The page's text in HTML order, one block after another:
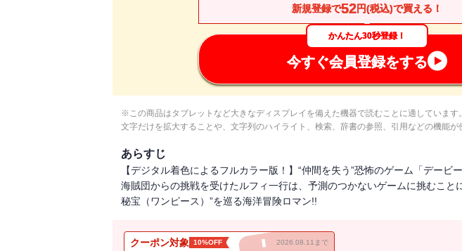
新規登録で52円(税込)で買える！
かんたん30秒登録！
今すぐ会員登録をする
※この商品はタブレットなど大きなディスプレイを備えた機器で読むことに適しています。
文字だけを拡大することや、文字列のハイライト、検索、辞書の参照、引用などの機能が
あらすじ
【デジタル着色によるフルカラー版！】“仲間を失う”恐怖のゲーム「デー
海賊団からの挑戦を受けたルフィ一行は、予測のつかないゲームに挑むこ
秘宝（ワンピース）”を巡る海洋冒険ロマン!!
クーポン対象 10%OFF 2026.08.11まで